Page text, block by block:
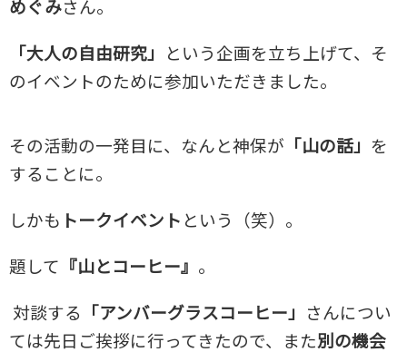
めぐみさん。
「大人の自由研究」
という企画を立ち上げて、そ
のイベントのために参加いただきました。
その活動の一発目に、なんと神保が 「山の話」 を
することに。
しかも トークイベント という（笑）。
題して 『山とコーヒー』 。
対談する 「アンバーグラスコーヒー」
さんについ
ては先日ご挨拶に行ってきたので、また別の機会